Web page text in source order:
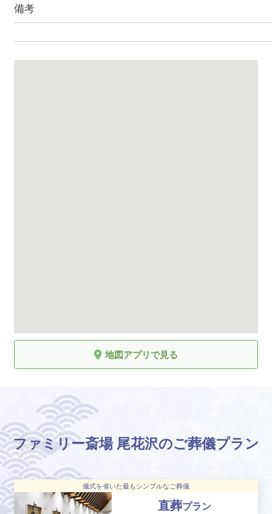
備考
地図アプリで見る
ファミリー斎場 尾花沢のご葬儀プラン
儀式を省いた最もシンプルなご葬儀
直葬プラン